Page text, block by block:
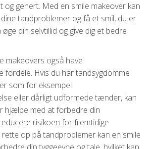
og genert. Med en smile makeover kan
tandproblemer og få et smil, du er
din selvtillid og give dig et bedre
makeovers også have
fordele. Hvis du har tandsygdomme
som for eksempel
eller dårligt udformede tænder, kan
hjælpe med at forbedre din
risikoen for fremtidige
op på tandproblemer kan en smile